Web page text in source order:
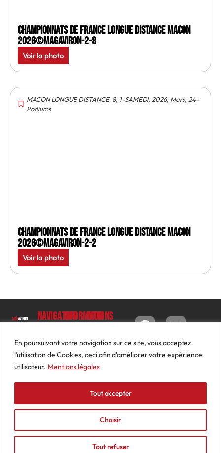
En poursuivant votre navigation sur ce site, vous acceptez
l’utilisation de Cookies, ceci afin d'améliorer votre expérience
utilisateur. Mentions légales
Choisir
Tout refuser
Tout accepter
Championnats de France longue distance Macon
2026©MagAviron-2-8
Voir la photo
MACON LONGUE DISTANCE, 8, 1-SAMEDI, 2026, Mars, 24-
Podiums
Championnats de France longue distance Macon
2026©MagAviron-2-2
Voir la photo
Luc
Barbier
69640
74
87
Navigation
Le
Magazine
Photos
Actualités
Podcasts
Informations
Conditions
générales
de ventes
Mentions
légales
Mon
Tableau
de bord
Commandes
Adresses
Détails
du
compte